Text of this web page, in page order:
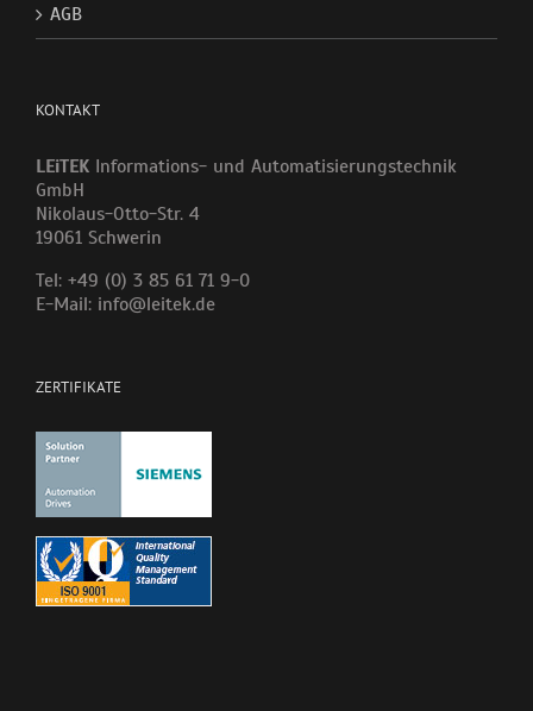
AGB
KONTAKT
LEiTEK Informations- und Automatisierungstechnik
GmbH
Nikolaus-Otto-Str. 4
19061 Schwerin
Tel: +49 (0) 3 85 61 71 9-0
E-Mail: info@leitek.de
ZERTIFIKATE